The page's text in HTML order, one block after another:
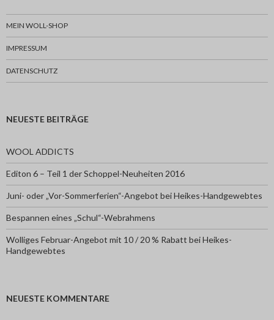
MEIN WOLL-SHOP
IMPRESSUM
DATENSCHUTZ
NEUESTE BEITRÄGE
WOOL ADDICTS
Editon 6 – Teil 1 der Schoppel-Neuheiten 2016
Juni- oder „Vor-Sommerferien“-Angebot bei Heikes-Handgewebtes
Bespannen eines „Schul“-Webrahmens
Wolliges Februar-Angebot mit 10 / 20 % Rabatt bei Heikes-
Handgewebtes
NEUESTE KOMMENTARE